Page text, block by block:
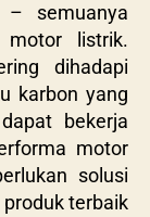
semuanya
motor listrik.
dihadapi
karbon yang
bekerja
motor
solusi
terbaik